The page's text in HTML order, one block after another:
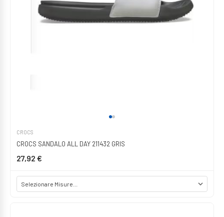
CROCS
CROCS SANDALO ALL DAY 211432 GRIS
27,92 €